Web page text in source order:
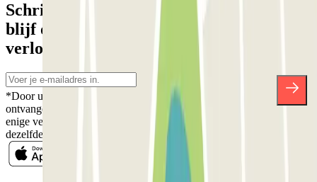
Schrijf je in voor onze nieuwsbrief en
blijf op de hoogte van kortingen,
verlotingen en vele andere verrassingen.
*Door u in te schrijven aanvaardt u ons Privacybeleid voor het
ontvangen van commerciële communicatie van Parclick. Zonder
enige verplichting kunt u zich uitschrijven wanneer u maar wilt in
dezelfde nieuwsbrief.